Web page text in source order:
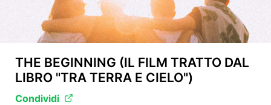
THE BEGINNING (IL FILM TRATTO DAL
LIBRO "TRA TERRA E CIELO")
Condividi